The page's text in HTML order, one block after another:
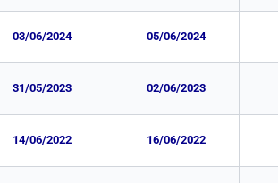
03/06/2024 05/06/2024
31/05/2023 02/06/2023
14/06/2022 16/06/2022